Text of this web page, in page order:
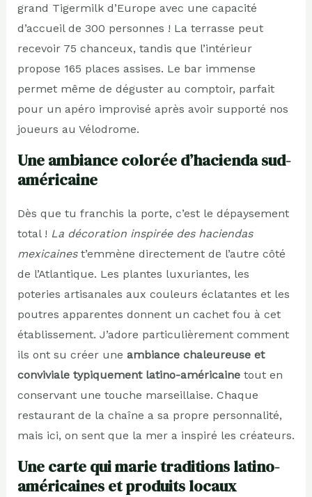
grand Tigermilk d’Europe avec une capacité
d’accueil de 300 personnes ! La terrasse peut
recevoir 75 chanceux, tandis que l’intérieur
propose 165 places assises. Le bar immense
permet même de déguster au comptoir, parfait
pour un apéro improvisé après avoir supporté nos
joueurs au Vélodrome.
Une ambiance colorée d’hacienda sud-
américaine
Dès que tu franchis la porte, c’est le dépaysement
total ! La décoration inspirée des haciendas
mexicainest’emmène directement de l’autre côté
de l’Atlantique. Les plantes luxuriantes, les
poteries artisanales aux couleurs éclatantes et les
poutres apparentes donnent un cachet fou à cet
établissement. J’adore particulièrement comment
ils ont su créer une ambiance chaleureuse et
conviviale typiquement latino-américainetout en
conservant une touche marseillaise. Chaque
restaurant de la chaîne a sa propre personnalité,
mais ici, on sent que la mer a inspiré les créateurs.
Une carte qui marie traditions latino-
américaines et produits locaux